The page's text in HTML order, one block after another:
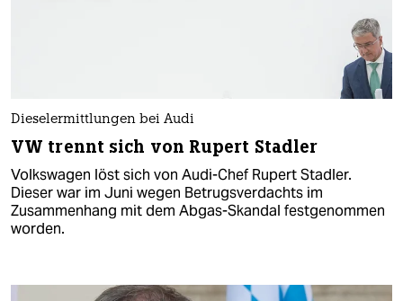
Dieselermittlungen bei Audi
VW trennt sich von Rupert Stadler
Volkswagen löst sich von Audi-Chef Rupert Stadler.
Dieser war im Juni wegen Betrugsverdachts im
Zusammenhang mit dem Abgas-Skandal festgenommen
worden.